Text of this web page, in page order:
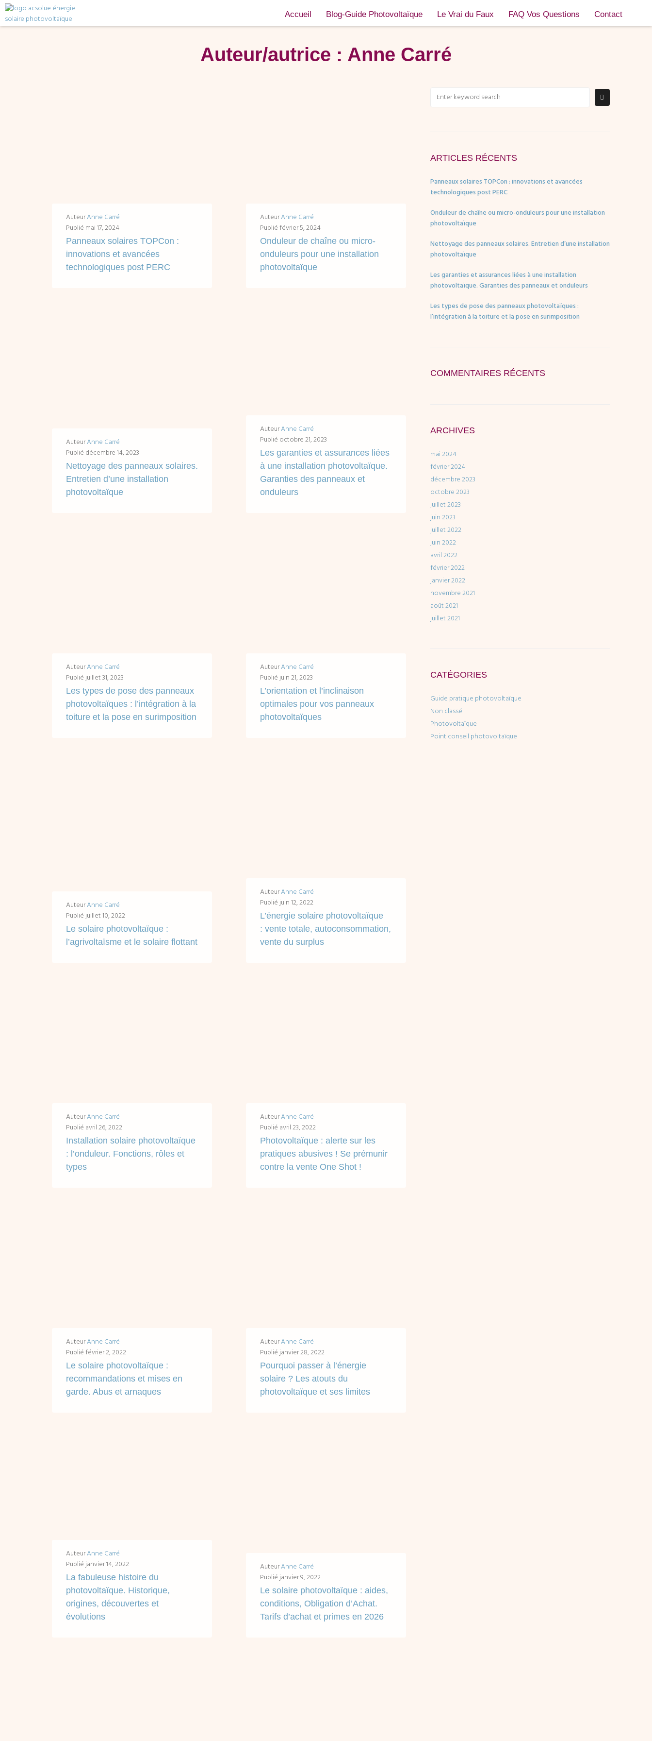
Accueil Blog-Guide Photovoltaïque Le Vrai du Faux FAQ Vos Questions Contact
Auteur/autrice : Anne Carré
AuteurAnne Carré
Publié mai 17, 2024
Panneaux solaires TOPCon :
innovations et avancées
technologiques post PERC
AuteurAnne Carré
Publiéfévrier 5, 2024
Onduleur de chaîne ou micro-
onduleurs pour une installation
photovoltaïque
AuteurAnne Carré
Publié décembre 14, 2023
Nettoyage des panneaux solaires.
Entretien d’une installation
photovoltaïque
AuteurAnne Carré
Publié octobre 21, 2023
Les garanties et assurances liées
à une installation photovoltaïque.
Garanties des panneaux et
onduleurs
AuteurAnne Carré
Publiéjuillet 31, 2023
Les types de pose des panneaux
photovoltaïques : l’intégration à la
toiture et la pose en surimposition
AuteurAnne Carré
Publiéjuin 21, 2023
L’orientation et l’inclinaison
optimales pour vos panneaux
photovoltaïques
AuteurAnne Carré
Publiéjuillet 10, 2022
Le solaire photovoltaïque :
l’agrivoltaïsme et le solaire flottant
AuteurAnne Carré
Publiéjuin 12, 2022
L’énergie solaire photovoltaïque
: vente totale, autoconsommation,
vente du surplus
AuteurAnne Carré
Publié avril 26, 2022
Installation solaire photovoltaïque
: l’onduleur. Fonctions, rôles et
types
AuteurAnne Carré
Publié avril 23, 2022
Photovoltaïque : alerte sur les
pratiques abusives ! Se prémunir
contre la vente One Shot !
AuteurAnne Carré
Publiéfévrier 2, 2022
Le solaire photovoltaïque :
recommandations et mises en
garde. Abus et arnaques
AuteurAnne Carré
Publiéjanvier 28, 2022
Pourquoi passer à l’énergie
solaire ? Les atouts du
photovoltaïque et ses limites
AuteurAnne Carré
Publiéjanvier 14, 2022
La fabuleuse histoire du
photovoltaïque. Historique,
origines, découvertes et
évolutions
AuteurAnne Carré
Publiéjanvier 9, 2022
Le solaire photovoltaïque : aides,
conditions, Obligation d’Achat.
Tarifs d’achat et primes en 2026
ARTICLES RÉCENTS
Panneaux solaires TOPCon : innovations et avancées
technologiques post PERC
Onduleur de chaîne ou micro-onduleurs pour une installation
photovoltaïque
Nettoyage des panneaux solaires. Entretien d’une installation
photovoltaïque
Les garanties et assurances liées à une installation
photovoltaïque. Garanties des panneaux et onduleurs
Les types de pose des panneaux photovoltaïques :
l’intégration à la toiture et la pose en surimposition
COMMENTAIRES RÉCENTS
ARCHIVES
mai 2024
février 2024
décembre 2023
octobre 2023
juillet 2023
juin 2023
juillet 2022
juin 2022
avril 2022
février 2022
janvier 2022
novembre 2021
août 2021
juillet 2021
CATÉGORIES
Guide pratique photovoltaïque
Non classé
Photovoltaïque
Point conseil photovoltaïque